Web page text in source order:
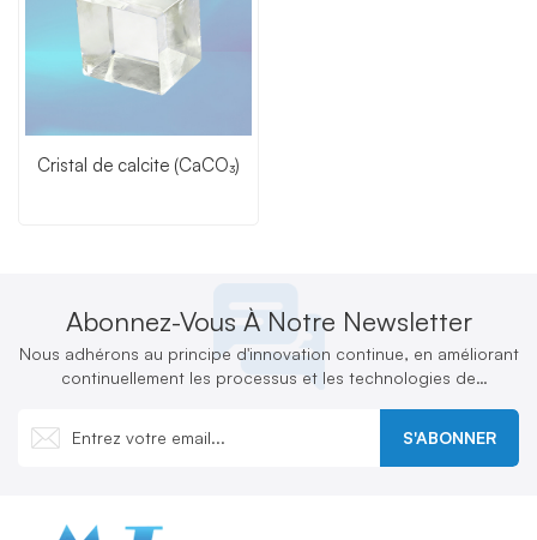
Cristal de calcite (CaCO₃)
Abonnez-Vous À Notre Newsletter
Nous adhérons au principe d'innovation continue, en améliorant
continuellement les processus et les technologies de
S'ABONNER